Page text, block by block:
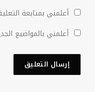
أعلمني بمتابعة
أعلمني بالمواضيع